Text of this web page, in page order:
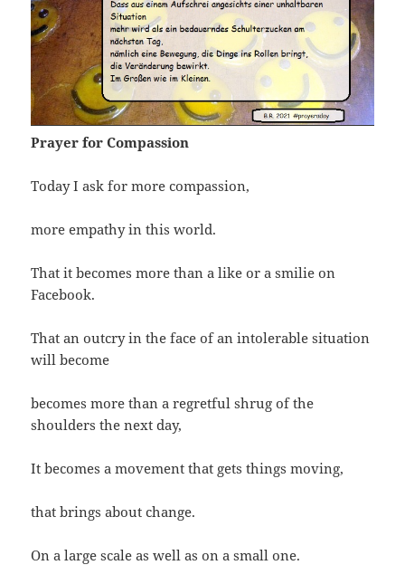
Prayer for Compassion
Today I ask for more compassion,
more empathy in this world.
That it becomes more than a like or a smilie on
Facebook.
That an outcry in the face of an intolerable situation
will become
becomes more than a regretful shrug of the
shoulders the next day,
It becomes a movement that gets things moving,
that brings about change.
On a large scale as well as on a small one.